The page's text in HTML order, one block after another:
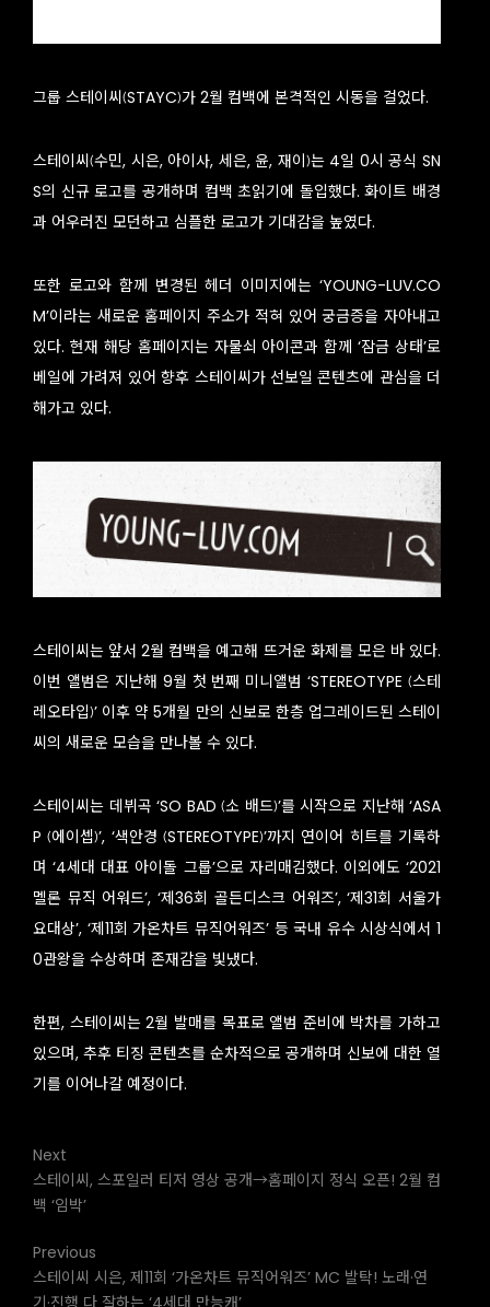
그룹 스테이씨(STAYC)가 2월 컴백에 본격적인 시동을 걸었다.
스테이씨(수민, 시은, 아이사, 세은, 윤, 재이)는 4일 0시 공식 SN
S의 신규 로고를 공개하며 컴백 초읽기에 돌입했다. 화이트 배경
과 어우러진 모던하고 심플한 로고가 기대감을 높였다.
또한 로고와 함께 변경된 헤더 이미지에는 ‘YOUNG-LUV.CO
M’이라는 새로운 홈페이지 주소가 적혀 있어 궁금증을 자아내고
있다. 현재 해당 홈페이지는 자물쇠 아이콘과 함께 ‘잠금 상태’로
베일에 가려져 있어 향후 스테이씨가 선보일 콘텐츠에 관심을 더
해가고 있다.
스테이씨는 앞서 2월 컴백을 예고해 뜨거운 화제를 모은 바 있다.
이번 앨범은 지난해 9월 첫 번째 미니앨범 ‘STEREOTYPE (스테
레오타입)’ 이후 약 5개월 만의 신보로 한층 업그레이드된 스테이
씨의 새로운 모습을 만나볼 수 있다.
스테이씨는 데뷔곡 ‘SO BAD (소 배드)’를 시작으로 지난해 ‘ASA
P (에이셉)’, ‘색안경 (STEREOTYPE)’까지 연이어 히트를 기록하
며 ‘4세대 대표 아이돌 그룹’으로 자리매김했다. 이외에도 ‘2021
멜론 뮤직 어워드’, ‘제36회 골든디스크 어워즈’, ‘제31회 서울가
요대상’, ‘제11회 가온차트 뮤직어워즈’ 등 국내 유수 시상식에서 1
0관왕을 수상하며 존재감을 빛냈다.
한편, 스테이씨는 2월 발매를 목표로 앨범 준비에 박차를 가하고
있으며, 추후 티징 콘텐츠를 순차적으로 공개하며 신보에 대한 열
기를 이어나갈 예정이다.
Next
스테이씨, 스포일러 티저 영상 공개→홈페이지 정식 오픈! 2월 컴
백 ‘임박’
Previous
스테이씨 시은, 제11회 ‘가온차트 뮤직어워즈’ MC 발탁! 노래·연